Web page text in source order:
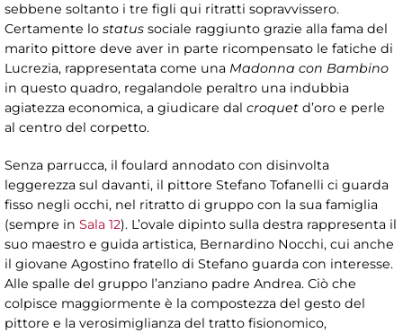
sebbene soltanto i tre figli qui ritratti sopravvissero.
Certamente lo status sociale raggiunto grazie alla fama del
marito pittore deve aver in parte ricompensato le fatiche di
Lucrezia, rappresentata come una Madonna con Bambino
in questo quadro, regalandole peraltro una indubbia
agiatezza economica, a giudicare dal croquet d’oro e perle
al centro del corpetto.
Senza parrucca, il foulard annodato con disinvolta
leggerezza sul davanti, il pittore Stefano Tofanelli ci guarda
fisso negli occhi, nel ritratto di gruppo con la sua famiglia
(sempre in Sala 12). L’ovale dipinto sulla destra rappresenta il
suo maestro e guida artistica, Bernardino Nocchi, cui anche
il giovane Agostino fratello di Stefano guarda con interesse.
Alle spalle del gruppo l’anziano padre Andrea. Ciò che
colpisce maggiormente è la compostezza del gesto del
pittore e la verosimiglianza del tratto fisionomico,